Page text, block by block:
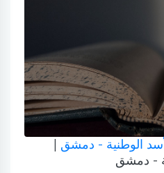
الوطنية - دمشق
- دمشق